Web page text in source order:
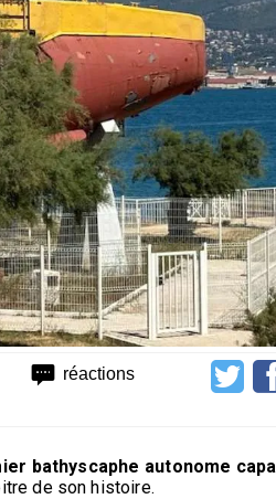
réactions
bathyscaphe autonome
de son histoire.